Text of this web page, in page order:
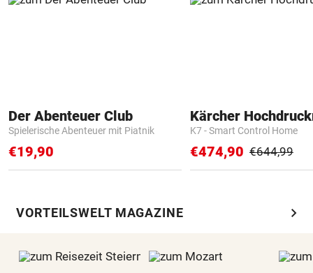
Der Abenteuer Club
Spielerische Abenteuer mit Piatnik
€19,90
Kärcher
K7 - Smart Control Home
€474,90 €644,99
VORTEILSWELT MAGAZINE chevron_right